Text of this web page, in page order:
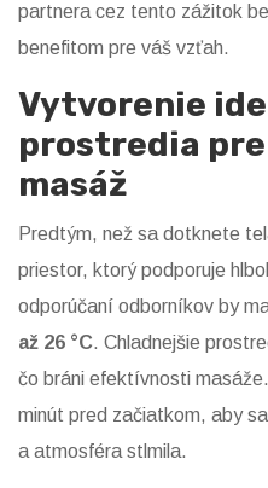
partnera cez tento zážitok
benefitom pre váš vzťah.
Vytvorenie
prostredia
masáž
Predtým, než sa dotknete
priestor, ktorý podporuje
odporúčaní odborníkov by
až 26 °C. Chladnejšie
čo bráni efektívnosti
minút pred začiatkom, aby
a atmosféra stlmila.